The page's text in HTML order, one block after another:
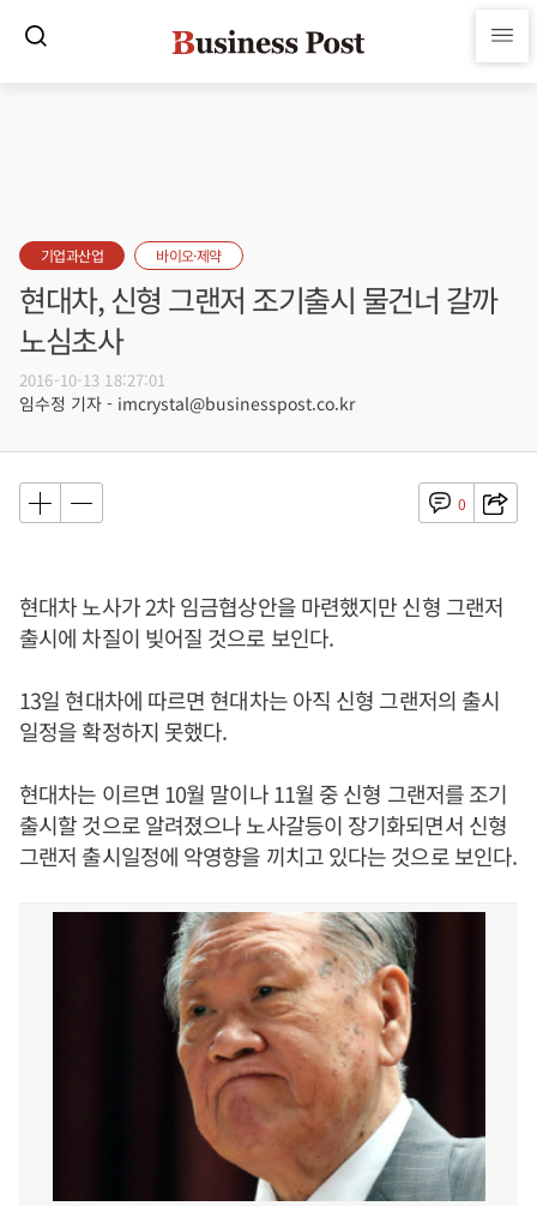
기업과산업 바이오·제약
현대차, 신형 그랜저 조기출시 물건너 갈까
노심초사
2016-10-13 18:27:01
임수정 기자 - imcrystal@businesspost.co.kr
0
현대차 노사가 2차 임금협상안을 마련했지만 신형 그랜저
출시에 차질이 빚어질 것으로 보인다.
13일 현대차에 따르면 현대차는 아직 신형 그랜저의 출시
일정을 확정하지 못했다.
현대차는 이르면 10월 말이나 11월 중 신형 그랜저를 조기
출시할 것으로 알려졌으나 노사갈등이 장기화되면서 신형
그랜저 출시일정에 악영향을 끼치고 있다는 것으로 보인다.